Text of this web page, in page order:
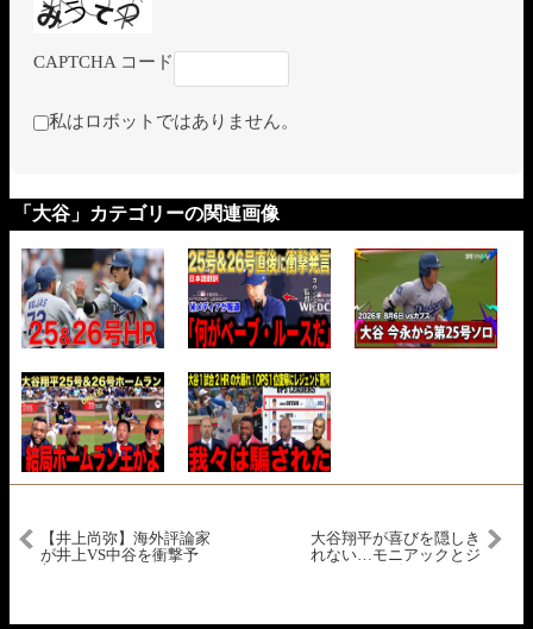
CAPTCHA コード
私はロボットではありません。
「大谷」カテゴリーの関連画像
【井上尚弥】海外評論家
が井上VS中谷を衝撃予
大谷翔平が喜びを隠しき
れない…モニアックとジ